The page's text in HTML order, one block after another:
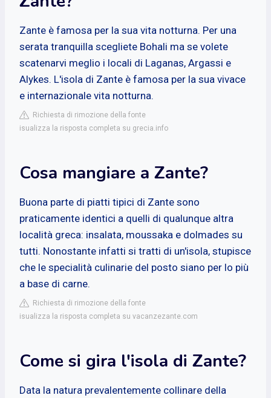
Zante è famosa per la sua vita notturna. Per una
serata tranquilla scegliete Bohali ma se volete
scatenarvi meglio i locali di Laganas, Argassi e
Alykes. L'isola di Zante è famosa per la sua vivace
e internazionale vita notturna.
Richiesta di rimozione della fonte
isualizza la risposta completa su grecia.info
Cosa mangiare a Zante?
Buona parte di piatti tipici di Zante sono
praticamente identici a quelli di qualunque altra
località greca: insalata, moussaka e dolmades su
tutti. Nonostante infatti si tratti di un'isola, stupisce
che le specialità culinarie del posto siano per lo più
a base di carne.
Richiesta di rimozione della fonte
isualizza la risposta completa su vacanzezante.com
Come si gira l'isola di Zante?
Data la natura prevalentemente collinare della